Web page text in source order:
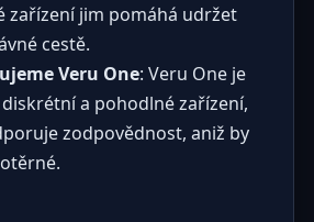
zařízení jim pomáhá udržet
cestě.
Veru One: Veru One je
a pohodlné zařízení,
zodpovědnost, aniž by